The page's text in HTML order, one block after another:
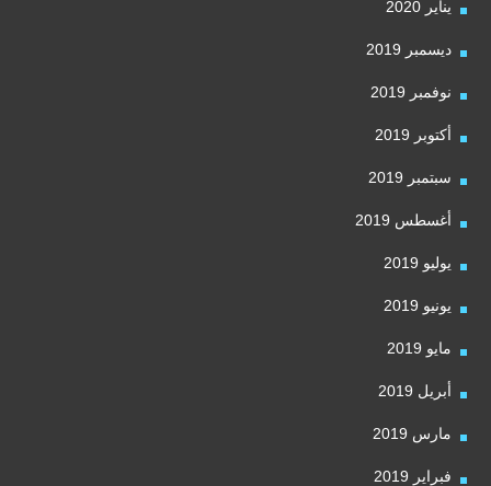
يناير 2020
ديسمبر 2019
نوفمبر 2019
أكتوبر 2019
سبتمبر 2019
أغسطس 2019
يوليو 2019
يونيو 2019
مايو 2019
أبريل 2019
مارس 2019
فبراير 2019